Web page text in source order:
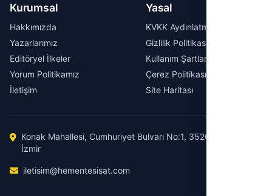
Kurumsal
Hakkımızda
Yazarlarımız
Editöryel İlkeler
Yorum Politikamız
İletişim
Yasal
KVKK Aydınlatma Metni
Gizlilik Politikası
Kullanım Şartları
Çerez Politikası
Site Haritası
Konak Mahallesi, Cumhuriyet Bulvarı No:1, 35260 Konak /
İzmir
iletisim@hementesisat.com